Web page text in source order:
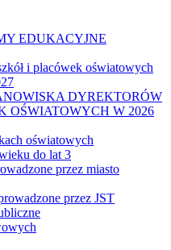
EDUKACYJNE
i placówek oświatowych
DYREKTORÓW
OŚWIATOWYCH W 2026
oświatowych
do lat 3
przez miasto
przez JST